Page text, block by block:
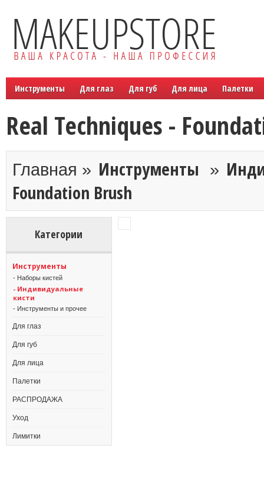
Инструменты Для глаз Для губ Для лица Палетки
Real Techniques -
Главная » Инструменты »
Foundation Brush
Категории
Инструменты
- Наборы кистей
- Индивидуальные
кисти
- Инструменты и прочее
Для глаз
Для губ
Для лица
Палетки
РАСПРОДАЖА
Уход
Лимитки